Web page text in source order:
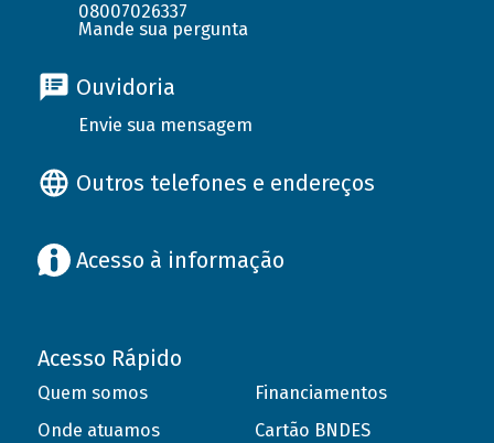
08007026337
Mande sua pergunta
Ouvidoria
Envie sua mensagem
Outros telefones e endereços
Acesso à informação
Acesso Rápido
Quem somos
Onde atuamos
Financiamentos
Cartão BNDES